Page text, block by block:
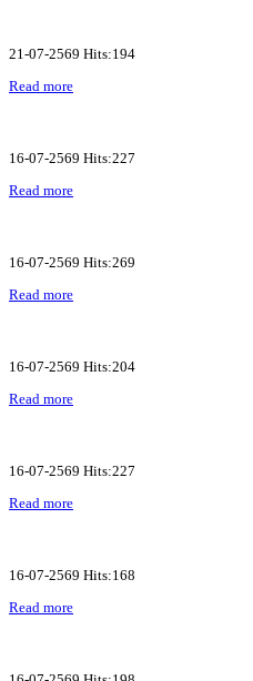
21-07-2569 Hits:194
Read more
16-07-2569 Hits:227
Read more
16-07-2569 Hits:269
Read more
16-07-2569 Hits:204
Read more
16-07-2569 Hits:227
Read more
16-07-2569 Hits:168
Read more